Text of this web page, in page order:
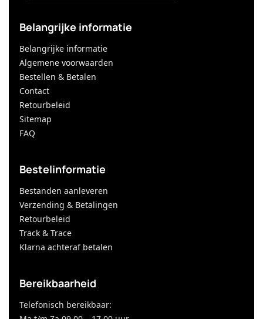
Belangrijke informatie
Belangrijke informatie
Algemene voorwaarden
Bestellen & Betalen
Contact
Retourbeleid
Sitemap
FAQ
Bestelinformatie
Bestanden aanleveren
Verzending & Betalingen
Retourbeleid
Track & Trace
Klarna achteraf betalen
Bereikbaarheid
Telefonisch bereikbaar: